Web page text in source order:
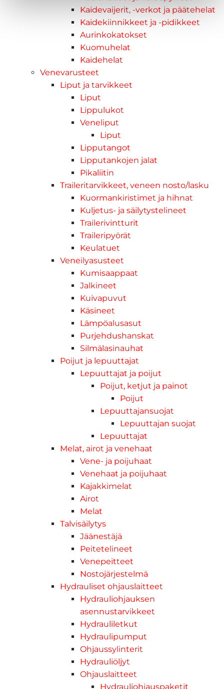
Kaidevaijerit, -verkot ja päätehelat
Kaidekiinnikkeet ja -pidikkeet
Aurinkokatokset
Kuomuhelat
Kaidehelat
Venevarusteet
Liput ja tarvikkeet
Liput
Lippulukot
Veneliput
Liput
Lipputangot
Lipputankojen jalat
Pikaliitin
Traileritarvikkeet, veneen nosto/lasku
Kuormankiristimet ja hihnat
Kuljetus- ja säilytystelineet
Trailerivintturit
Traileripyörät
Keulatuet
Veneilyasusteet
Kumisaappaat
Jalkineet
Kuivapuvut
Käsineet
Lämpöalusasut
Purjehdushanskat
Silmälasinauhat
Poijut ja lepuuttajat
Lepuuttajat ja poijut
Poijut, ketjut ja painot
Poijut
Lepuuttajansuojat
Lepuuttajan suojat
Lepuuttajat
Melat, airot ja venehaat
Vene- ja poijuhaat
Venehaat ja poijuhaat
Kajakkimelat
Airot
Melat
Talvisäilytys
Jäänestäjä
Peitetelineet
Venepeitteet
Nostojärjestelmä
Hydrauliset ohjauslaitteet
Hydrauliohjauksen
asennustarvikkeet
Hydrauliletkut
Hydraulipumput
Ohjaussylinterit
Hydrauliöljyt
Ohjauslaitteet
Hydrauliohjauspaketit